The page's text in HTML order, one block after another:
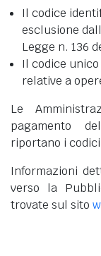
Il codice
esclusione
Legge n. 136
Il codice
relative a
Le
pagamento
riportano i codici
Informazioni
verso la
trovate sul sito